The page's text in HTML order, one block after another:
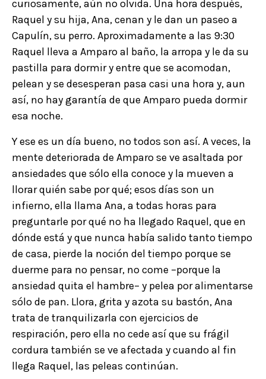
curiosamente, aún no olvida. Una hora después,
Raquel y su hija, Ana, cenan y le dan un paseo a
Capulín, su perro. Aproximadamente a las 9:30
Raquel lleva a Amparo al baño, la arropa y le da su
pastilla para dormir y entre que se acomodan,
pelean y se desesperan pasa casi una hora y, aun
así, no hay garantía de que Amparo pueda dormir
esa noche.
Y ese es un día bueno, no todos son así. A veces, la
mente deteriorada de Amparo se ve asaltada por
ansiedades que sólo ella conoce y la mueven a
llorar quién sabe por qué; esos días son un
infierno, ella llama Ana, a todas horas para
preguntarle por qué no ha llegado Raquel, que en
dónde está y que nunca había salido tanto tiempo
de casa, pierde la noción del tiempo porque se
duerme para no pensar, no come –porque la
ansiedad quita el hambre– y pelea por alimentarse
sólo de pan. Llora, grita y azota su bastón, Ana
trata de tranquilizarla con ejercicios de
respiración, pero ella no cede así que su frágil
cordura también se ve afectada y cuando al fin
llega Raquel, las peleas continúan.